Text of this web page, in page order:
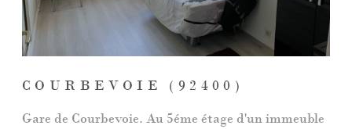
COURBEVOIE (92400)
Gare de Courbevoie. Au 5éme étage d'un immeuble